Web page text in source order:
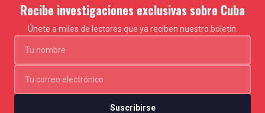
Recibe investigaciones exclusivas sobre Cuba
Únete a miles de lectores que ya reciben nuestro boletín.
Suscribirse